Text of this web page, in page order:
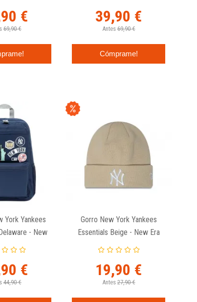
€
69,90 €
39,90 €
Antes 69,90 €
Cómprame!
York Yankees
- New
Era
€
44,90 €
Gorro New York Yankees
Essentials Beige - New Era
19,90 €
Antes 27,90 €